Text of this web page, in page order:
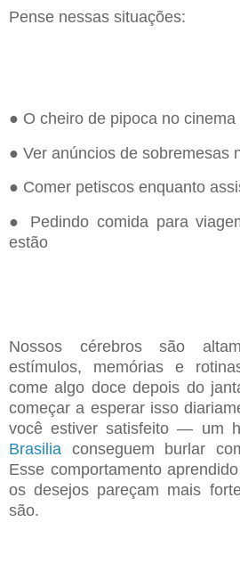
Pense nessas situações:
● O cheiro de pipoca no cinema
● Ver anúncios de sobremesas
● Comer petiscos enquanto
● Pedindo comida para
estão
Nossos cérebros são
estímulos, memórias e
come algo doce depois do
começar a esperar isso
você estiver satisfeito — um
Brasilia conseguem burlar
Esse comportamento
os desejos pareçam mais
são.